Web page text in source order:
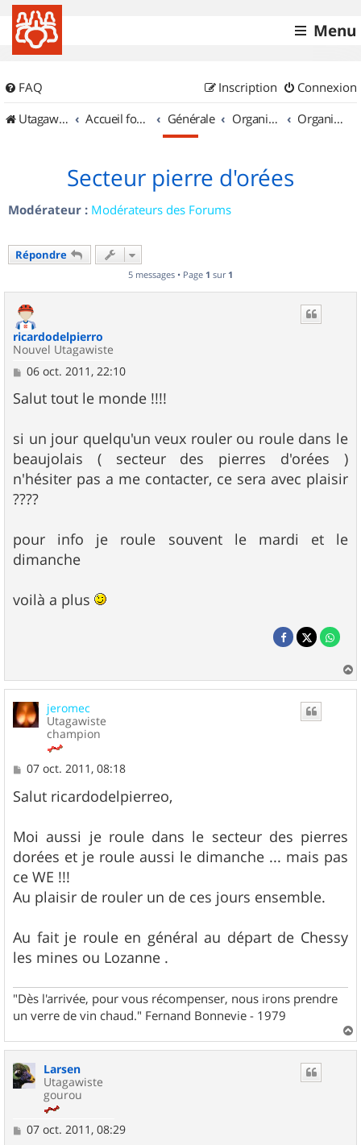
Menu
FAQ Connexion
Inscription
UtagawaVTT (Randos VTT et VTTAE avec traces GPS)
Accueil forum Générale Organisation de sorties & Recherche de partenaires Organisation de sorties en région Rhône Alpes
Secteur pierre d'orées
Modérateur : Modérateurs des Forums
Répondre
5 messages • Page 1 sur 1
ricardodelpierro
Nouvel Utagawiste
M
s
s
g
e
06 oct. 2011, 22:10
Salut tout le monde !!!!
si un jour quelqu'un veux rouler ou roule dans le
beaujolais ( secteur des pierres d'orées )
n'hésiter pas a me contacter, ce sera avec plaisir
????
pour info je roule souvent le mardi et le
dimanche
voilà a plus
a
jeromec
Utagawiste
champion
M
s
s
g
e
07 oct. 2011, 08:18
Salut ricardodelpierreo,
Moi aussi je roule dans le secteur des pierres
dorées et je roule aussi le dimanche ... mais pas
ce WE !!!
Au plaisir de rouler un de ces jours ensemble.
Au fait je roule en général au départ de Chessy
les mines ou Lozanne .
"Dès l'arrivée, pour vous récompenser, nous irons prendre
un verre de vin chaud." Fernand Bonnevie - 1979
a
Larsen
Utagawiste
gourou
M
07 oct. 2011, 08:29